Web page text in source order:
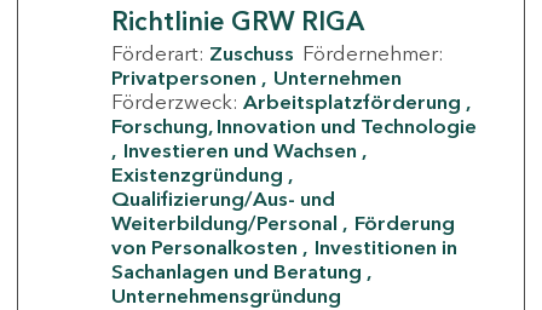
Richtlinie GRW RIGA
Förderart: Zuschuss Fördernehmer:
Privatpersonen
Unternehmen
Förderzweck: Arbeitsplatzförderung
Forschung, Innovation und Technologie
Investieren und Wachsen
Existenzgründung
Qualifizierung/Aus- und
Weiterbildung/Personal
Förderung
von Personalkosten
Investitionen in
Sachanlagen und Beratung
Unternehmensgründung